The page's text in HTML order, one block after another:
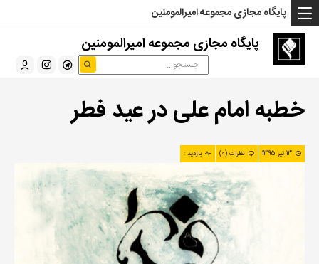
... Read more »" />
... Read more »" />... Read more »" />
پایگاه مجازی مجموعه امیرالمومنین
پایگاه مجازی مجموعه امیرالمومنین
خطبه امام علی در عید فطر
13 تیر 1395 نظرات (0) بازدید :